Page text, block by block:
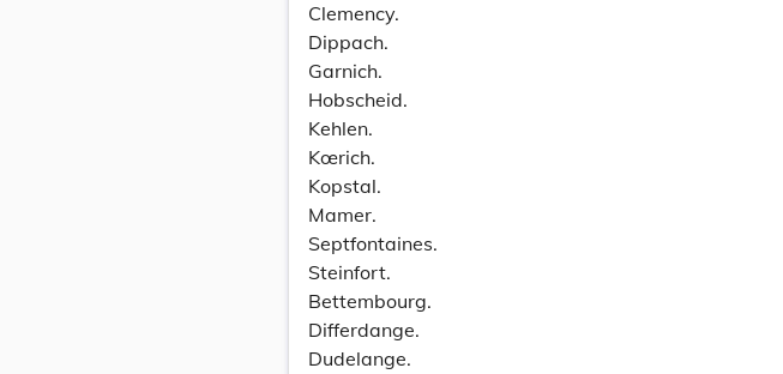
Clemency.
Dippach.
Garnich.
Hobscheid.
Kehlen.
Kœrich.
Kopstal.
Mamer.
Septfontaines.
Steinfort.
Bettembourg.
Differdange.
Dudelange.